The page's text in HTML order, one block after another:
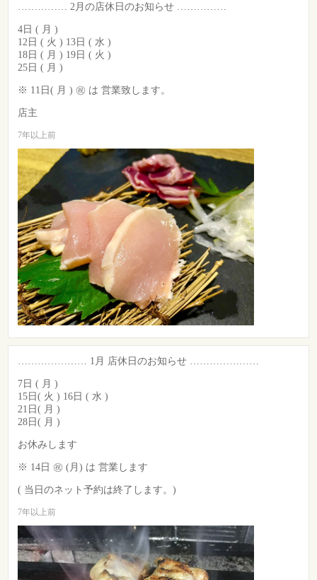
…………… 2月の店休日のお知らせ ……………
4日 ( 月 )
12日 ( 火 ) 13日 ( 水 )
18日 ( 月 ) 19日 ( 火 )
25日 ( 月 )
※ 11日( 月 ) ㊗️ は 営業致します。
店主
7年以上前
………………… 1月 店休日のお知らせ …………………
7日 ( 月 )
15日( 火 ) 16日 ( 水 )
21日( 月 )
28日( 月 )
お休みします
※ 14日 ㊗️ (月) は 営業します
( 当日のネット予約は終了します。)
7年以上前